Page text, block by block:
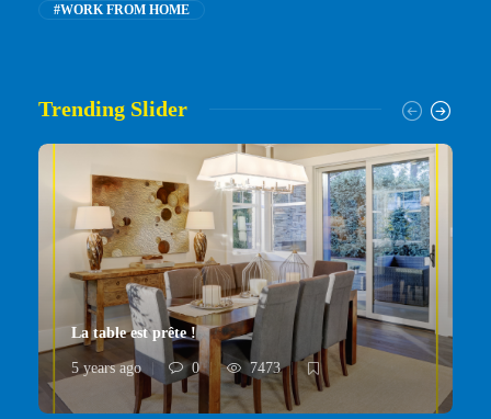
#WORK FROM HOME
Trending Slider
La table est prête !
5 years ago 0 7473